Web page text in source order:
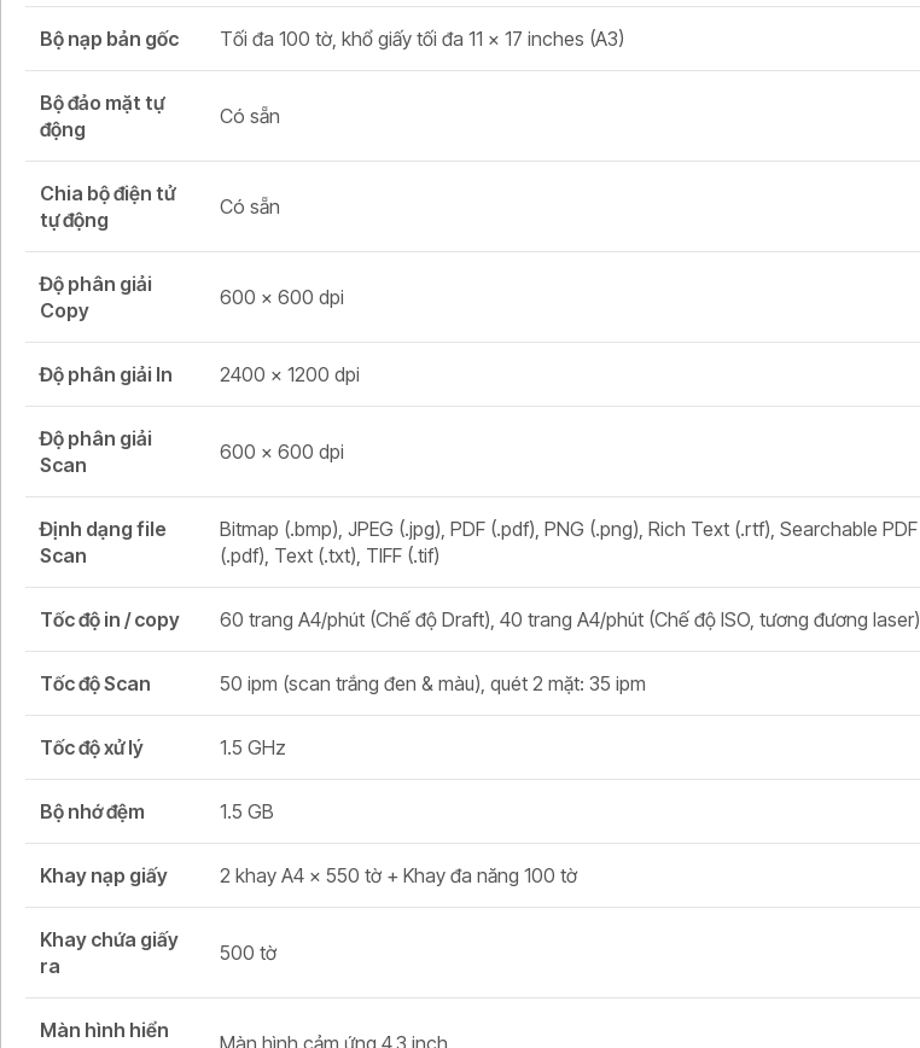
Bộ nạp bản gốc Tối đa 100 tờ, khổ giấy tối đa 11 x 17 inches (A3)
Bộ đảo mặt tự
động
Có sẵn
Chia bộ điện tử
tự động
Có sẵn
Độ phân giải
Copy
600 × 600 dpi
Độ phân giải In 2400 × 1200 dpi
Độ phân giải
Scan
600 × 600 dpi
Định dạng file
Scan
Bitmap (.bmp), JPEG (.jpg), PDF (.pdf), PNG (.png), Rich Text (.rtf), Searchable PDF
(.pdf), Text (.txt), TIFF (.tif)
Tốc độ in / copy 60 trang A4/phút (Chế độ Draft), 40 trang A4/phút (Chế độ ISO, tương đương laser)
Tốc độ Scan 50 ipm (scan trắng đen & màu), quét 2 mặt: 35 ipm
Tốc độ xử lý 1.5 GHz
Bộ nhớ đệm 1.5 GB
Khay nạp giấy 2 khay A4 x 550 tờ + Khay đa năng 100 tờ
Khay chứa giấy
ra
500 tờ
Màn hình hiển